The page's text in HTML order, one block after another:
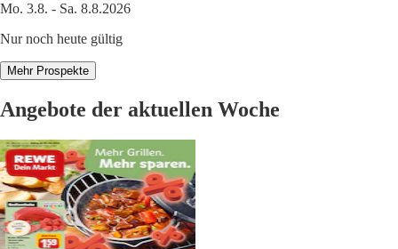
Mo. 3.8. - Sa. 8.8.2026
Nur noch heute gültig
Mehr Prospekte
Angebote der aktuellen Woche